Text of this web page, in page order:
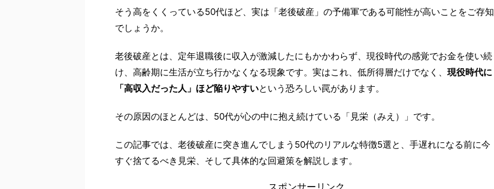
そう高をくくっている50代ほど、実は「老後破産」の予備軍である可能性が高いことをご存知
でしょうか。
老後破産とは、定年退職後に収入が激減したにもかかわらず、現役時代の感覚でお金を使い続
け、高齢期に生活が立ち行かなくなる現象です。実はこれ、低所得層だけでなく、 現役時代に
「高収入だった人」ほど陥りやすいという恐ろしい罠があります。
その原因のほとんどは、50代が心の中に抱え続けている「見栄（みえ）」です。
この記事では、老後破産に突き進んでしまう50代のリアルな特徴5選と、手遅れになる前に今
すぐ捨てるべき見栄、そして具体的な回避策を解説します。
スポンサーリンク